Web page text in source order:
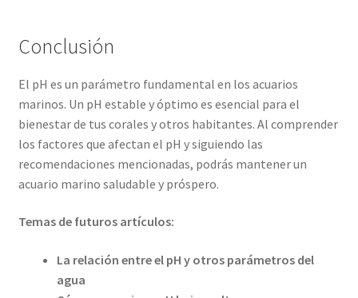
Conclusión
El pH es un parámetro fundamental en los acuarios
marinos. Un pH estable y óptimo es esencial para el
bienestar de tus corales y otros habitantes. Al comprender
los factores que afectan el pH y siguiendo las
recomendaciones mencionadas, podrás mantener un
acuario marino saludable y próspero.
Temas de futuros artículos:
La relación entre el pH y otros parámetros del
agua